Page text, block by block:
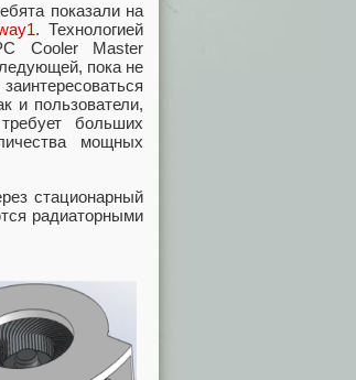
показали на
. Технологией
Cooler Master
пока не
и пользователи,
больших
мощных
стационарный
радиаторными